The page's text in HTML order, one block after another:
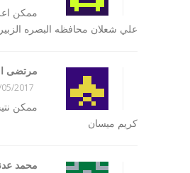
ممكن
علي شعلان محافظه البصره الزبير
مرتضى
2017 18:30
ممكن
كريم ميسان
محمد